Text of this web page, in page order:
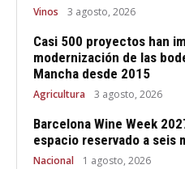
Vinos 3 agosto, 2026
Casi 500 proyectos han
modernización de las
Mancha desde 2015
Agricultura 3 agosto, 2026
Barcelona Wine Week
espacio reservado a seis
Nacional 1 agosto, 2026